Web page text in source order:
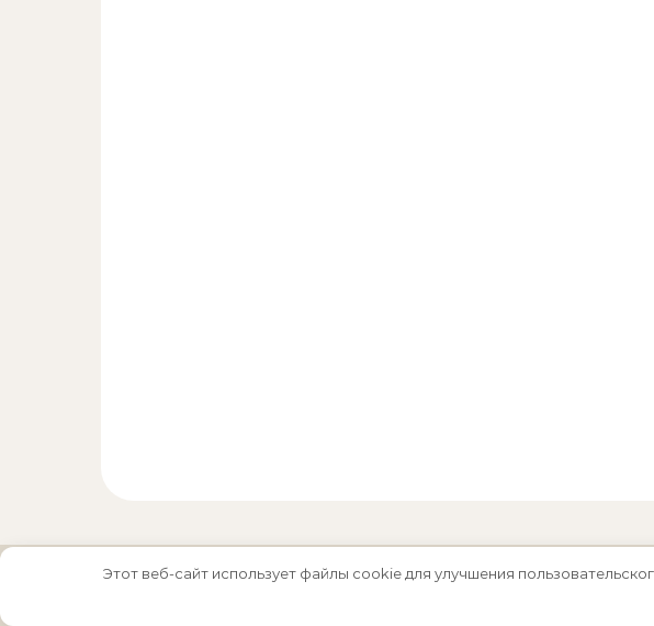
Optima Themes
Этот веб-сайт использует файлы cookie для улучшения